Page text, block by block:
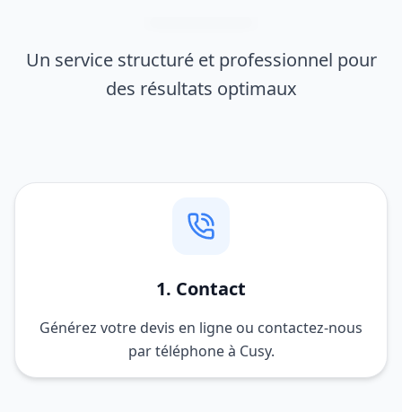
Un service structuré et professionnel pour
des résultats optimaux
1. Contact
Générez votre devis en ligne ou contactez-nous
par téléphone à Cusy.